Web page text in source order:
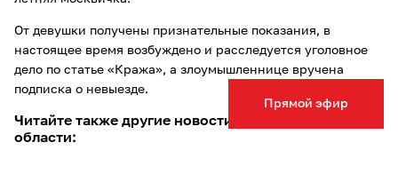
Прямой эфир
От девушки получены признательные показания, в
настоящее время возбуждено и расследуется уголовное
дело по статье «Кража», а злоумышленнице вручена
подписка о невыезде.
Читайте также другие новости Тулы и Тульской
области: